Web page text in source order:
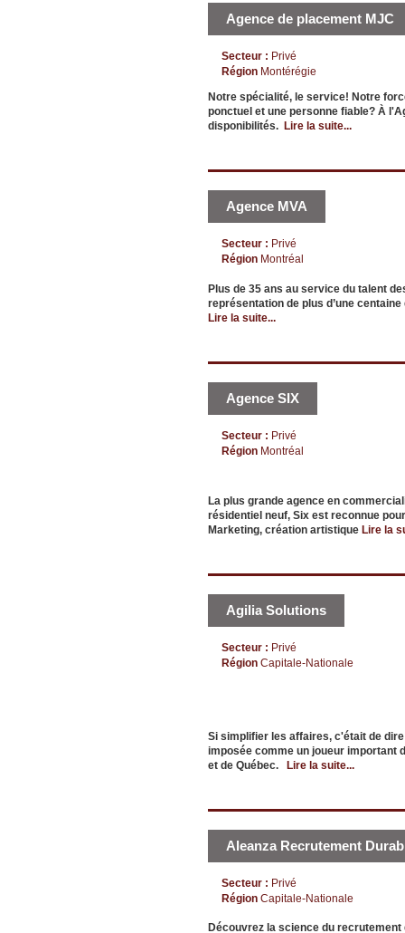
Agence de placement MJC
Secteur : Privé
Région Montérégie
Notre spécialité, le service! Notre
ponctuel et une personne fiable? À
disponibilités. Lire la suite...
Agence MVA
Secteur : Privé
Région Montréal
Plus de 35 ans au service du talent
représentation de plus d’une
Lire la suite...
Agence SIX
Secteur : Privé
Région Montréal
La plus grande agence en
résidentiel neuf, Six est reconnue
Marketing, création artistique Lire la
Agilia Solutions
Secteur : Privé
Région Capitale-Nationale
Si simplifier les affaires, c'était de
imposée comme un joueur important
et de Québec. Lire la suite...
Aleanza Recrutement
Secteur : Privé
Région Capitale-Nationale
Découvrez la science du